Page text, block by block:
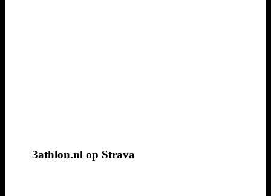
3athlon.nl op Strava